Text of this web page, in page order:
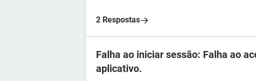
2 Respostas
Falha ao iniciar sessão: Falha ao
aplicativo.